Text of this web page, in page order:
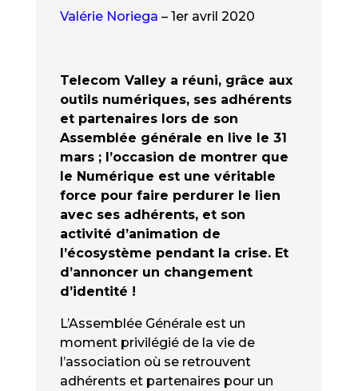
Valérie Noriega – 1er avril 2020
Telecom Valley a réuni, grâce aux
outils numériques, ses adhérents
et partenaires lors de son
Assemblée générale en live le 31
mars ; l’occasion de montrer que
le Numérique est une véritable
force pour faire perdurer le lien
avec ses adhérents, et son
activité d’animation de
l’écosystème pendant la crise. Et
d’annoncer un changement
d’identité !
L’Assemblée Générale est un
moment privilégié de la vie de
l’association où se retrouvent
adhérents et partenaires pour un